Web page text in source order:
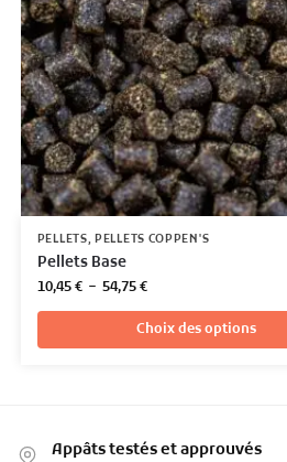
PELLETS,PELLETS COPPEN'S
Pellets Base
10,45€ – 54,75€
Choix des options
Appâts testés et approuvés